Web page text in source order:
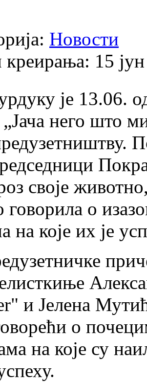
Новости
15
је 13.06.
него што
своје
говорила о
на које их је
и Јелена
о
на које су